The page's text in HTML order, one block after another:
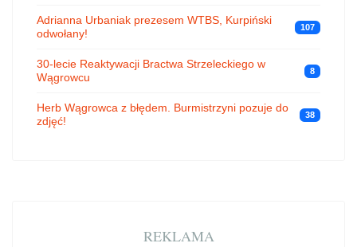
Adrianna Urbaniak prezesem WTBS, Kurpiński
odwołany!
107
30-lecie Reaktywacji Bractwa Strzeleckiego w
Wągrowcu
8
Herb Wągrowca z błędem. Burmistrzyni pozuje do
zdjęć!
38
REKLAMA